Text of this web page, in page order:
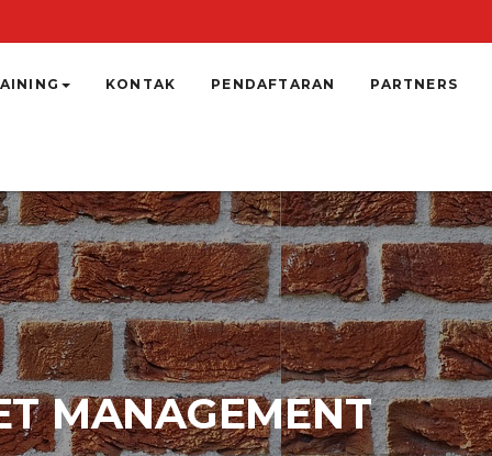
KONTAK PENDAFTARAN PARTNERS
MANAGEMENT